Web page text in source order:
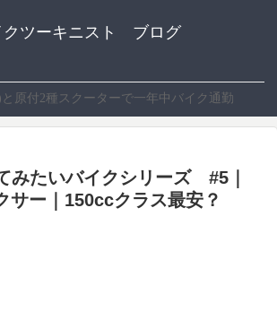
クツーキニスト ブログ
と原付2種スクーターで一年中バイク通勤
みたいバイクシリーズ #5｜
サー｜150ccクラス最安？